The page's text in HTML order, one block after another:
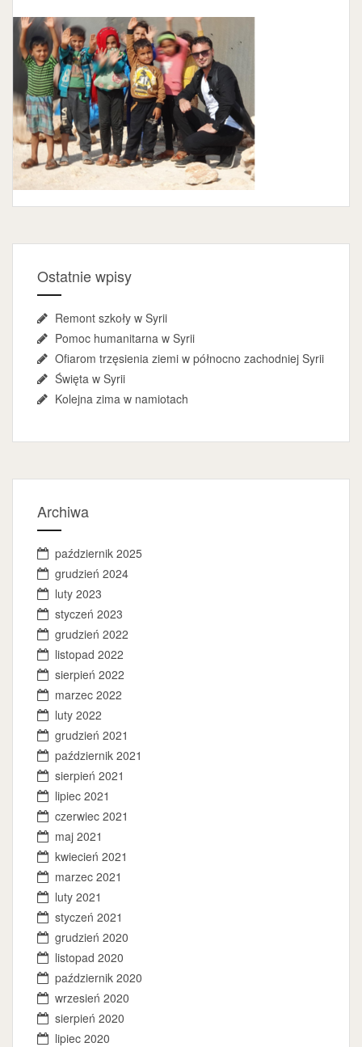
Ostatnie wpisy
Remont szkoły w Syrii
Pomoc humanitarna w Syrii
Ofiarom trzęsienia ziemi w północno zachodniej Syrii
Święta w Syrii
Kolejna zima w namiotach
Archiwa
październik 2025
grudzień 2024
luty 2023
styczeń 2023
grudzień 2022
listopad 2022
sierpień 2022
marzec 2022
luty 2022
grudzień 2021
październik 2021
sierpień 2021
lipiec 2021
czerwiec 2021
maj 2021
kwiecień 2021
marzec 2021
luty 2021
styczeń 2021
grudzień 2020
listopad 2020
październik 2020
wrzesień 2020
sierpień 2020
lipiec 2020